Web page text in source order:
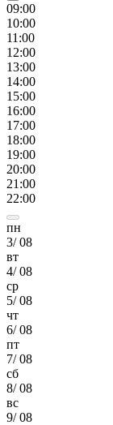
09:00
10:00
11 :00
12:00
13:00
14:00
15:00
16:00
17:00
18:00
19:00
20:00
21 :00
22:00
пн
3/08
вт
4/08
ср
5/08
чт
6/08
пт
7/08
сб
8/08
вс
9/08